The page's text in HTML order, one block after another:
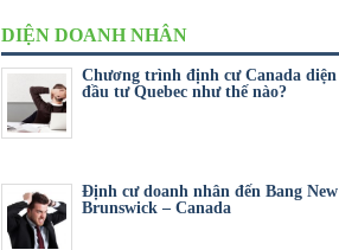
DIỆN DOANH NHÂN
Chương trình định cư Canada diện
đầu tư Quebec như thế nào?
Định cư doanh nhân đến Bang New
Brunswick – Canada